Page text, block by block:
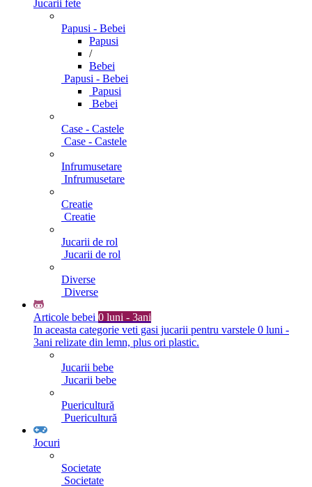
Jucarii fete
Papusi - Bebei
Papusi
/
Bebei
Papusi - Bebei
Papusi
Bebei
Case - Castele
Case - Castele
Infrumusetare
Infrumusetare
Creatie
Creatie
Jucarii de rol
Jucarii de rol
Diverse
Diverse
Articole bebei 0 luni - 3ani
In aceasta categorie veti gasi jucarii pentru varstele 0 luni -
3ani relizate din lemn, plus ori plastic.
Jucarii bebe
Jucarii bebe
Puericultură
Puericultură
Jocuri
Societate
Societate